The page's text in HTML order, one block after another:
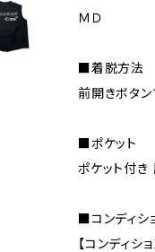
ＭＤ
■着脱方法
前開きボタン
■ポケット
ポケット付
■コンディシ
【コンディシ